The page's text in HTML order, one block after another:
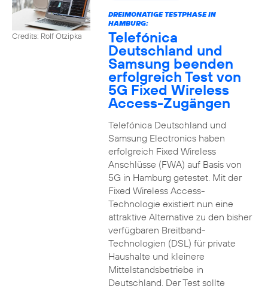
Credits: Rolf Otzipka
DREIMONATIGE TESTPHASE IN
HAMBURG:
Telefónica
Deutschland und
Samsung beenden
erfolgreich Test von
5G Fixed Wireless
Access-Zugängen
Telefónica Deutschland und
Samsung Electronics haben
erfolgreich Fixed Wireless
Anschlüsse (FWA) auf Basis von
5G in Hamburg getestet. Mit der
Fixed Wireless Access-
Technologie existiert nun eine
attraktive Alternative zu den bisher
verfügbaren Breitband-
Technologien (DSL) für private
Haushalte und kleinere
Mittelstandsbetriebe in
Deutschland. Der Test sollte